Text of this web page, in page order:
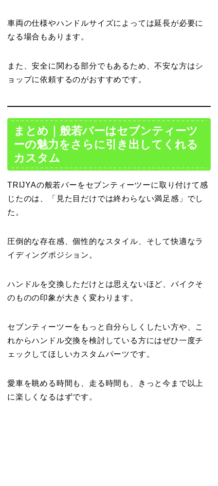
車両の仕様やハンドルサイズによっては延長が必要に
なる場合もあります。
また、安全に関わる部分でもあるため、不安な方はシ
ョップに依頼するのがおすすめです。
まとめ｜般若バーはセブンティーツ
ーの魅力をさらに引き出してくれる
カスタム
TRIJYAの般若バーをセブンティーツーに取り付けて感
じたのは、「見た目だけでは終わらない満足感」でし
た。
圧倒的な存在感、個性的なスタイル、そして快適なラ
イディングポジション。
ハンドルを交換しただけとは思えないほど、バイクそ
のものの印象が大きく変わります。
セブンティーツーをもっと自分らしくしたい方や、こ
れからハンドル交換を検討している方にはぜひ一度チ
ェックしてほしいカスタムパーツです。
愛車を眺める時間も、走る時間も、きっと今まで以上
に楽しくなるはずです。